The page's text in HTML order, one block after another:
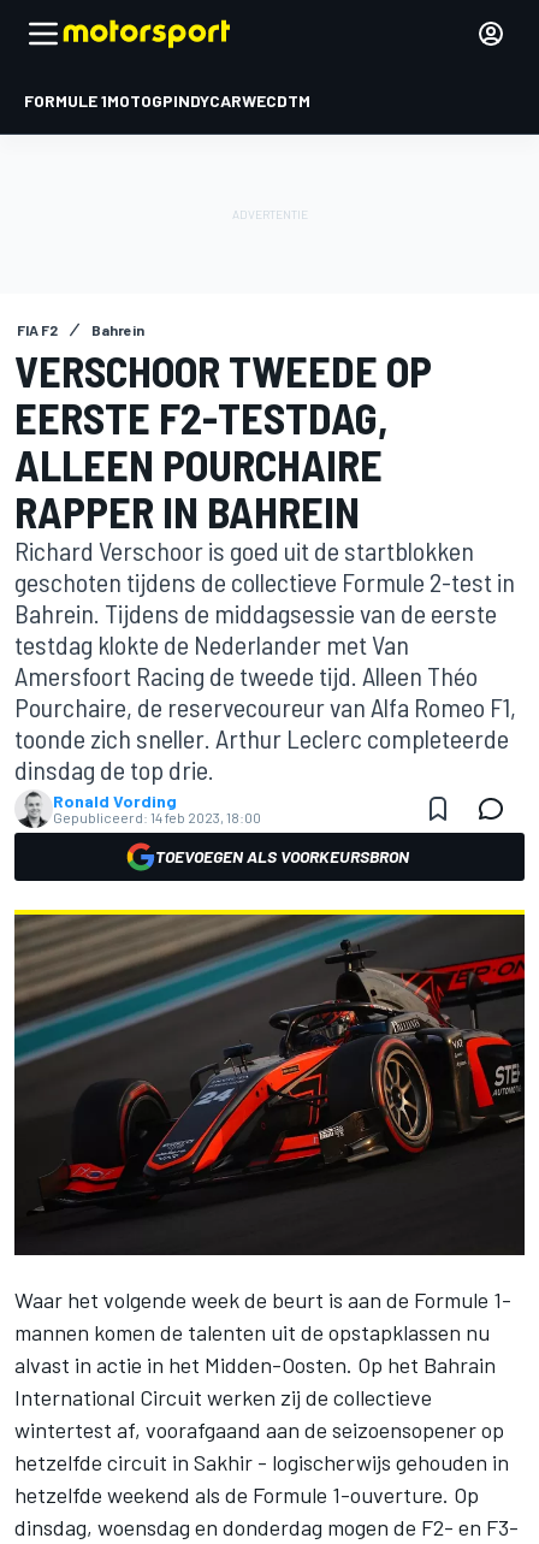
FORMULE 1MOTOGPINDYCARWECDTM
FIA F2 Bahrein
VERSCHOOR TWEEDE OP
EERSTE F2-TESTDAG,
ALLEEN POURCHAIRE
RAPPER IN BAHREIN
Richard Verschoor is goed uit de startblokken
geschoten tijdens de collectieve Formule 2-test in
Bahrein. Tijdens de middagsessie van de eerste
testdag klokte de Nederlander met Van
Amersfoort Racing de tweede tijd. Alleen Théo
Pourchaire, de reservecoureur van Alfa Romeo F1,
toonde zich sneller. Arthur Leclerc completeerde
dinsdag de top drie.
Ronald Vording
Gepubliceerd: 14 feb 2023, 18:00
TOEVOEGEN ALS VOORKEURSBRON
Waar het volgende week de beurt is aan de Formule 1-
mannen komen de talenten uit de opstapklassen nu
alvast in actie in het Midden-Oosten. Op het Bahrain
International Circuit werken zij de collectieve
wintertest af, voorafgaand aan de seizoensopener op
hetzelfde circuit in Sakhir - logischerwijs gehouden in
hetzelfde weekend als de Formule 1-ouverture. Op
dinsdag, woensdag en donderdag mogen de F2- en F3-